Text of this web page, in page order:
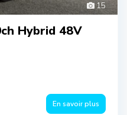
15
Hybrid 48V
En savoir plus